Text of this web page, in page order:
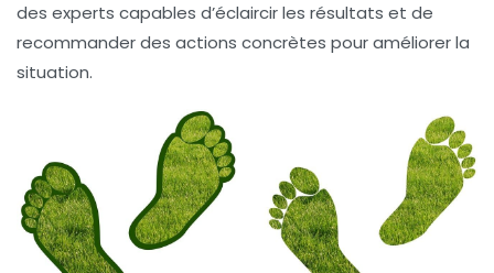
des experts capables d’éclaircir les résultats et de
recommander des actions concrètes pour améliorer la
situation.